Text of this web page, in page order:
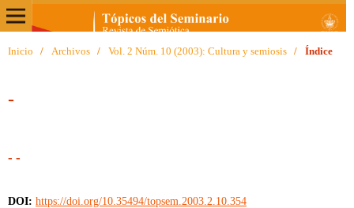
Inicio / Archivos / Vol. 2 Núm. 10 (2003): Cultura y semiosis / Índice
-
- -
DOI: https://doi.org/10.35494/topsem.2003.2.10.354